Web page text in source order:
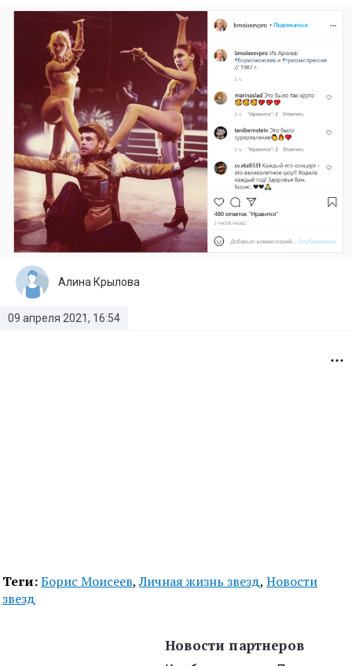
09 апреля 2021, 16:54
Алина Крылова
Теги:Борис Моисеев,Личная жизнь звезд, Новости
звезд
Новости партнеров